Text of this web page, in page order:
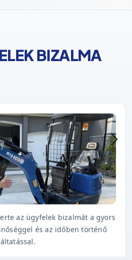
BIZALMA
az ügyfelek bizalmát a gyors
és az időben történő